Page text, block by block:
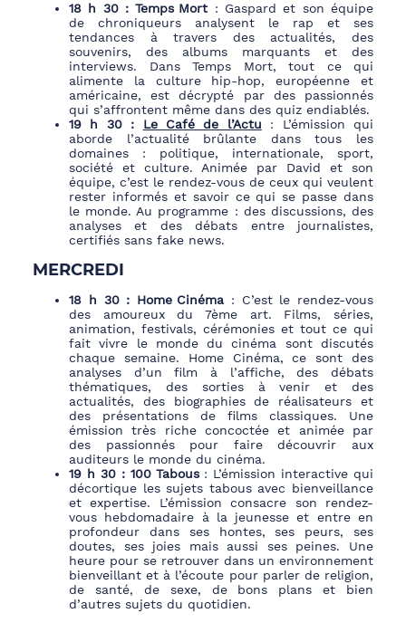
18 h 30 :Temps Mort : Gaspard et son équipe
de chroniqueurs analysent le rap et ses
tendances à travers des actualités, des
souvenirs, des albums marquants et des
interviews. Dans Temps Mort, tout ce qui
alimente la culture hip-hop, européenne et
américaine, est décrypté par des passionnés
qui s’affrontent même dans des quiz endiablés.
19 h 30 : Le Café de l’Actu :
L’émission qui
aborde l’actualité brûlante dans tous les
domaines : politique, internationale, sport,
société et culture. Animée par David et son
équipe, c’est le rendez-vous de ceux qui veulent
rester informés et savoir ce qui se passe dans
le monde. Au programme : des discussions, des
analyses et des débats entre journalistes,
certifiés sans fake news.
MERCREDI
18 h 30 : Home Cinéma : C’est le rendez-vous
des amoureux du 7ème art. Films, séries,
animation, festivals, cérémonies et tout ce qui
fait vivre le monde du cinéma sont discutés
chaque semaine. Home Cinéma, ce sont des
analyses d’un film à l’affiche, des débats
thématiques, des sorties à venir et des
actualités, des biographies de réalisateurs et
des présentations de films classiques. Une
émission très riche concoctée et animée par
des passionnés pour faire découvrir aux
auditeurs le monde du cinéma.
19 h 30 : 100 Tabous: L’émission interactive qui
décortique les sujets tabous avec bienveillance
et expertise. L’émission consacre son rendez-
vous hebdomadaire à la jeunesse et entre en
profondeur dans ses hontes, ses peurs, ses
doutes, ses joies mais aussi ses peines. Une
heure pour se retrouver dans un environnement
bienveillant et à l’écoute pour parler de religion,
de santé, de sexe, de bons plans et bien
d’autres sujets du quotidien.